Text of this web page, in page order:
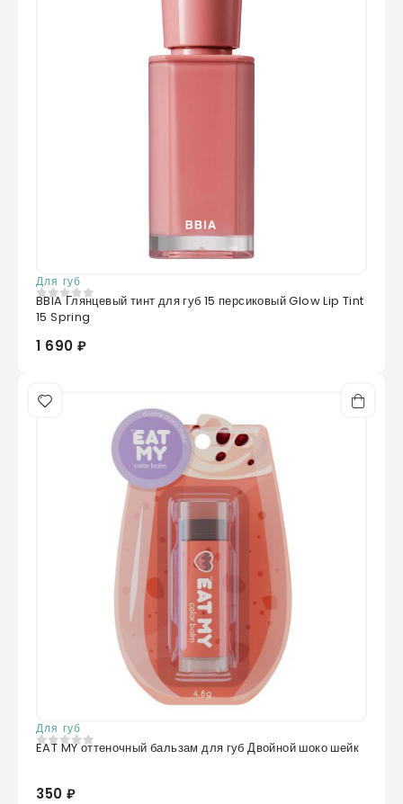
Для губ
0из 5
BBIA Глянцевый тинт для губ 15 персиковый Glow Lip Tint
15 Spring
1 690 ₽
Для губ
0из 5
EAT MY оттеночный бальзам для губ Двойной шоко шейк
350 ₽